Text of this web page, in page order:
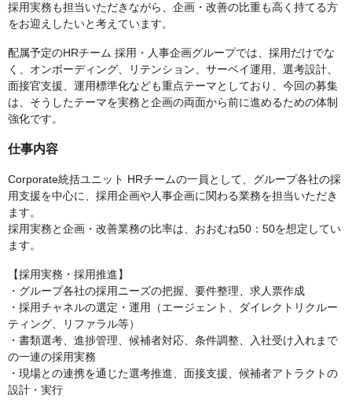
採用実務も担当いただきながら、企画・改善の比重も高く持てる方
をお迎えしたいと考えています。
配属予定のHRチーム 採用・人事企画グループでは、採用だけでな
く、オンボーディング、リテンション、サーベイ運用、選考設計、
面接官支援、運用標準化なども重点テーマとしており、今回の募集
は、そうしたテーマを実務と企画の両面から前に進めるための体制
強化です。
仕事内容
Corporate統括ユニット HRチームの一員として、グループ各社の採
用支援を中心に、採用企画や人事企画に関わる業務を担当いただき
ます。
採用実務と企画・改善業務の比率は、おおむね50：50を想定してい
ます。
【採用実務・採用推進】
・グループ各社の採用ニーズの把握、要件整理、求人票作成
・採用チャネルの選定・運用（エージェント、ダイレクトリクルー
ティング、リファラル等）
・書類選考、進捗管理、候補者対応、条件調整、入社受け入れまで
の一連の採用実務
・現場との連携を通じた選考推進、面接支援、候補者アトラクトの
設計・実行